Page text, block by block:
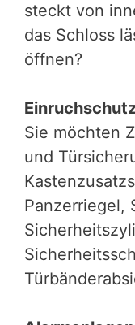
steckt von
das Schloss
öffnen?
Sie möchten
und
Panzerriegel,